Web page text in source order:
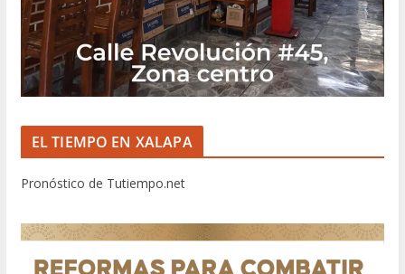
EL TIEMPO EN XALAPA
Pronóstico de Tutiempo.net